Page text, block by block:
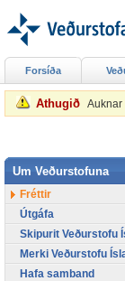
Athugið Auknar
Forsíða
Um Veðurstofuna
Fréttir
Útgáfa
Skipurit Veðurstofu
Merki Veðurstofu
Hafa samband